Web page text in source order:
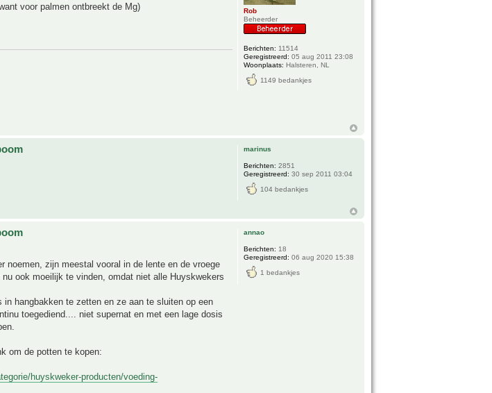
voor palmen ontbreekt de Mg)
Rob
Beheerder
Berichten: 11514
Geregistreerd: 05 aug 2011 23:08
Woonplaats: Halsteren, NL
1149 bedankjes
marinus
Berichten: 2851
Geregistreerd: 30 sep 2011 03:04
104 bedankjes
noemen, zijn meestal vooral in de lente en de vroege
ook moeilijk te vinden, omdat niet alle Huyskwekers
hangbakken te zetten en ze aan te sluiten op een
toegediend.... niet supernat en met een lage dosis
om de potten te kopen:
huyskweker-producten/voeding-
annao
Berichten: 18
Geregistreerd: 06 aug 2020 15:38
1 bedankjes